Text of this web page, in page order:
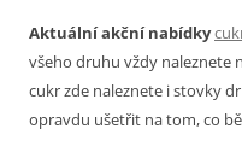
Aktuální akční nabídky
všeho druhu vždy naleznete
cukr zde naleznete i stovky
opravdu ušetřit na tom, co